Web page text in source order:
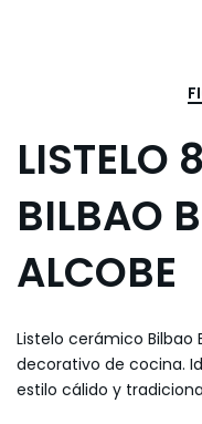
LISTELO
BILBAO
ALCOBE
Listelo cerámico
decorativo de cocina.
estilo cálido y